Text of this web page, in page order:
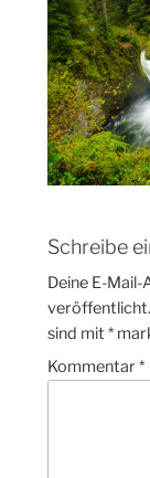
Schreibe
Deine E-
veröffentlicht.
sind mit*
Kommentar*